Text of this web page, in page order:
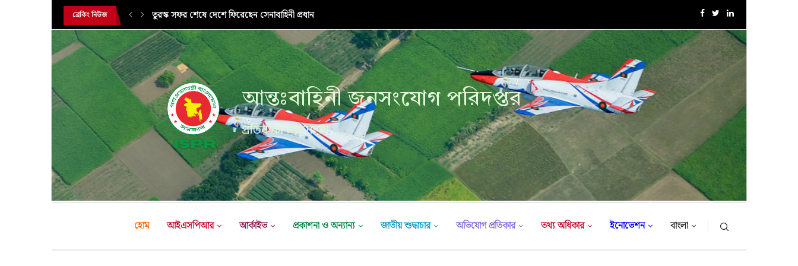
ব্রেকিং নিউজ সরকারি সফরে তুরস্ক গমন করলেন সেনাবাহিনী প্রধান এক্সারসাইজ টাইগার লাইটনিং-২০২৬ এর উদ্বোধনী অনুষ্ঠান
আন্তঃবাহিনী জনসংযোগ পরিদপ্তর
প্রতিরক্ষা মন্ত্রণালয়
হোম আইএসপিআর আর্কাইভ প্রকাশনা ও অন্যান্য জাতীয় শুদ্ধাচার অভিযোগ প্রতিকার তথ্য অধিকার ইনোভেশন বাংলা